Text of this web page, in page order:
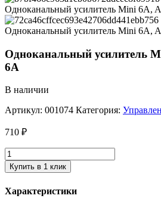
Одноканальный усилитель
6A
В наличии
Артикул: 001074 Категория:
710 ₽
Купить в 1 клик
Характеристики